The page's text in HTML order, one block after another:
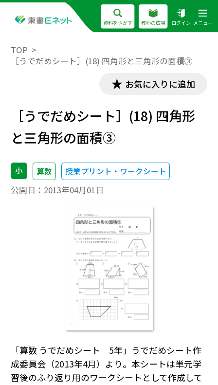
資料をさがす 教科の広場 ログイン メニュー
TOP
［うでだめシート］(18) 四角形と三角形の面積③
お気に入りに追加
［うでだめシート］(18) 四角形
と三角形の面積③
小 算数 授業プリント・ワークシート
公開日： 2013年04月01日
「算数 うでだめシート 5年」うでだめシート作
成委員会（2013年4月）より。本シートは単元学
習後のふり返り用のワークシートとして作成して